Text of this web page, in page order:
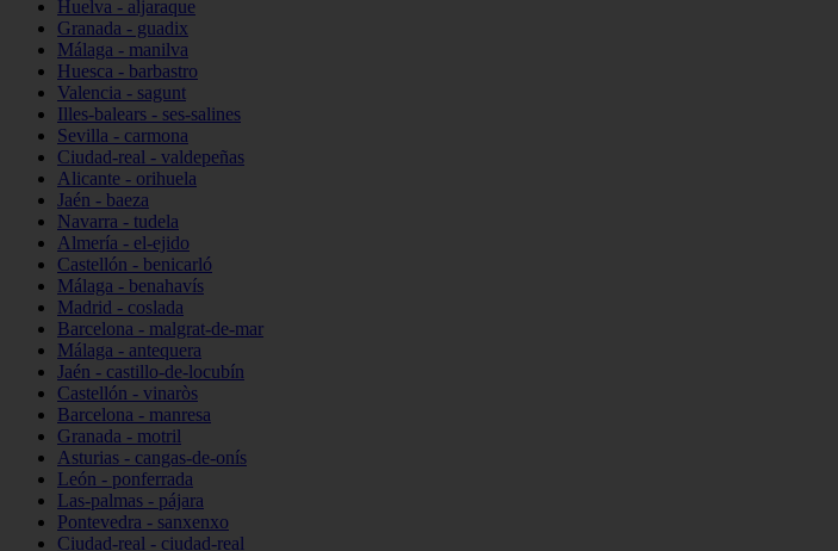
Huelva - aljaraque
Granada - guadix
Málaga - manilva
Huesca - barbastro
Valencia - sagunt
Illes-balears - ses-salines
Sevilla - carmona
Ciudad-real - valdepeñas
Alicante - orihuela
Jaén - baeza
Navarra - tudela
Almería - el-ejido
Castellón - benicarló
Málaga - benahavís
Madrid - coslada
Barcelona - malgrat-de-mar
Málaga - antequera
Jaén - castillo-de-locubín
Castellón - vinaròs
Barcelona - manresa
Granada - motril
Asturias - cangas-de-onís
León - ponferrada
Las-palmas - pájara
Pontevedra - sanxenxo
Ciudad-real - ciudad-real